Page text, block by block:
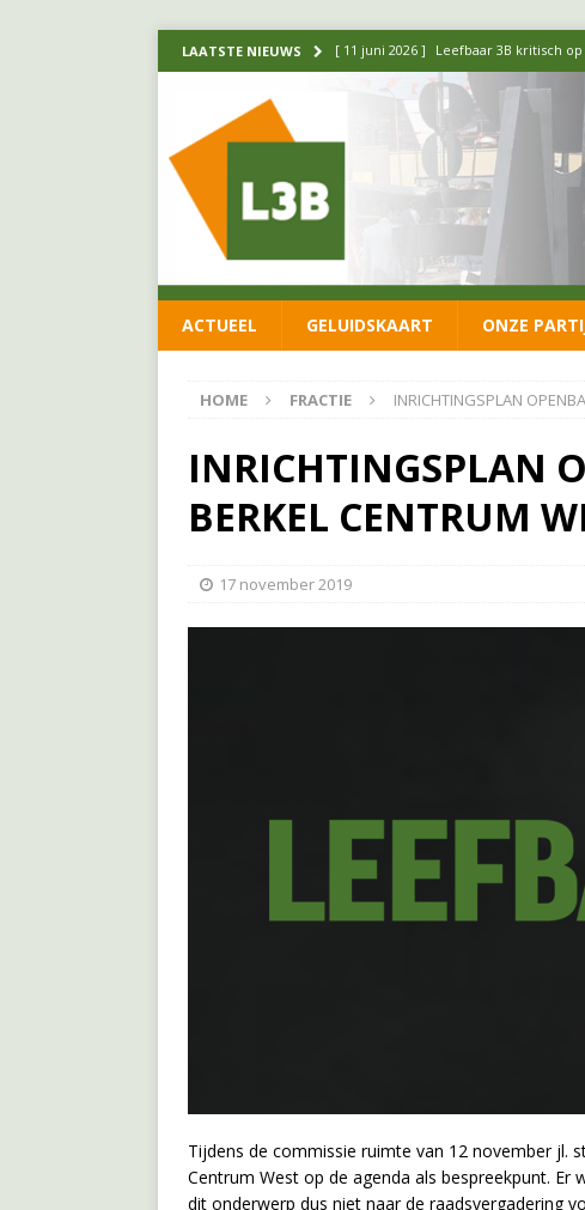
LAATSTE NIEUWS [ 11 juni 2026 ] Leefbaar 3B kritisch
[ 20 mei 2026 ] Leefbaar 3B
luchtalarm niet af! FRACTIE
[ 14 mei 2026 ] Update over de
[ 26 juni 2026 ] Leefbaar 3B en CDA
ACTUEEL GELUIDSKAART ONZE
HOME FRACTIE INRICHTINGSPLAN
INRICHTINGSPLAN
BERKEL CENTRUM
17 november 2019
Tijdens de commissie ruimte van 12 november jl.
Centrum West op de agenda als bespreekpunt.
dit onderwerp dus niet naar de raadsvergadering